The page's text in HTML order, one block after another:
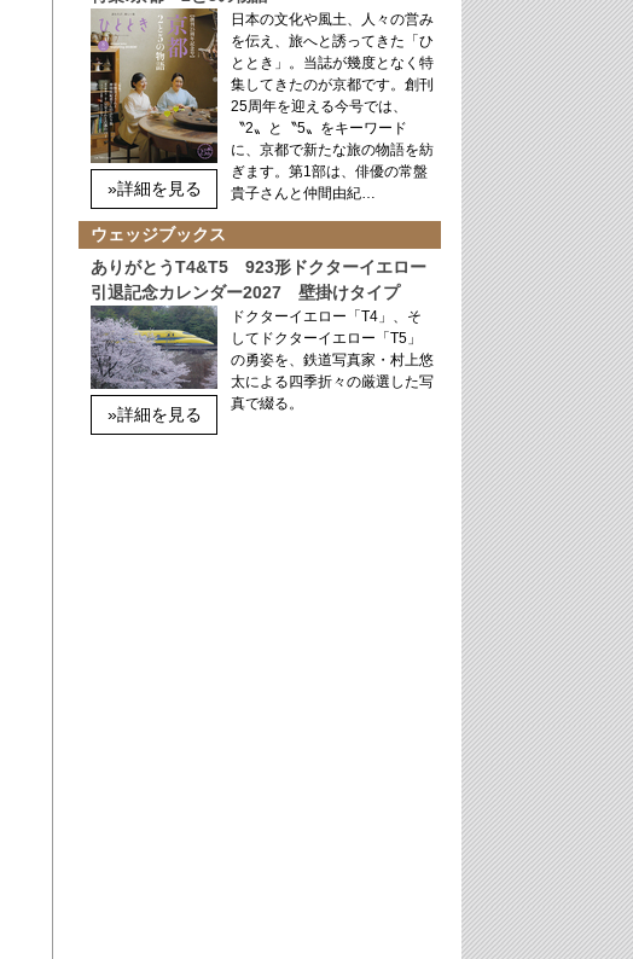
»詳細を見る
日本の文化や風土、人々の営み
を伝え、旅へと誘ってきた「ひ
ととき」。当誌が幾度となく特
集してきたのが京都です。創刊
25周年を迎える今号では、
〝2〟と〝5〟をキーワード
に、京都で新たな旅の物語を紡
ぎます。第1部は、俳優の常盤
貴子さんと仲間由紀…
ウェッジブックス
ありがとうT4&T5 923形ドクターイエロー
引退記念カレンダー2027 壁掛けタイプ
»詳細を見る
ドクターイエロー「T4」、そ
してドクターイエロー「T5」
の勇姿を、鉄道写真家・村上悠
太による四季折々の厳選した写
真で綴る。